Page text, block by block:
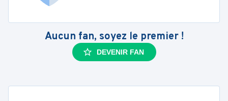
Aucun fan, soyez le premier !
DEVENIR FAN